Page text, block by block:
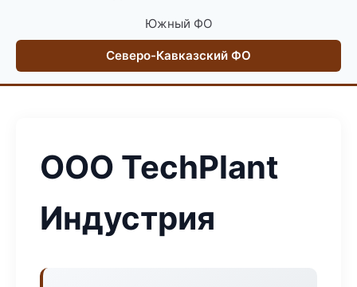
Южный ФО
Северо-Кавказский ФО
ООО TechPlant
Индустрия